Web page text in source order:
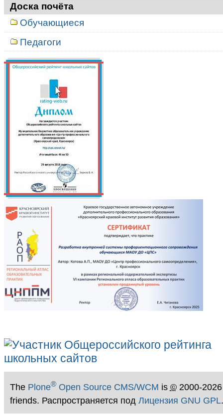
Доска почёта
Обучающиеся
Педагоги
The Plone®Open Source CMS/WCM is ©2000-
friends. Распространяется под Лицензия GNU GPL.